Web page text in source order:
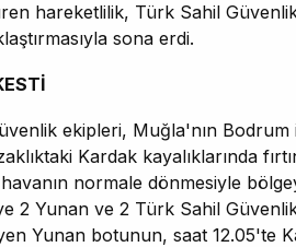
hareketlilik, Türk Sahil
sona erdi.
ekipleri, Muğla'nın Bodrum
Kardak kayalıklarında
normale dönmesiyle
2 Yunan ve 2 Türk Sahil
Yunan botunun, saat 12.05'te